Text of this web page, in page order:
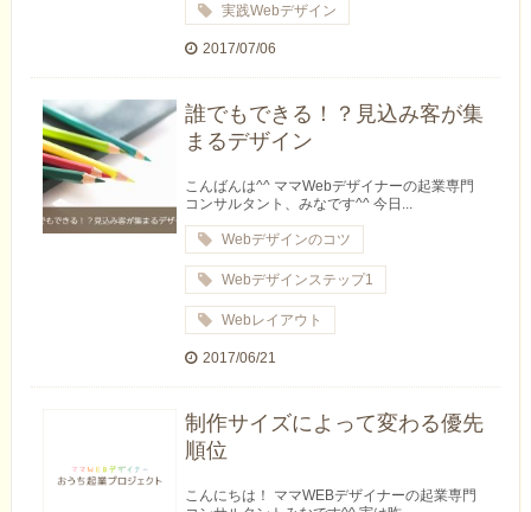
実践Webデザイン
2017/07/06
誰でもできる！？見込み客が集
まるデザイン
こんばんは^^ ママWebデザイナーの起業専門
コンサルタント、みなです^^ 今日...
Webデザインのコツ
Webデザインステップ1
Webレイアウト
2017/06/21
制作サイズによって変わる優先
順位
こんにちは！ ママWEBデザイナーの起業専門